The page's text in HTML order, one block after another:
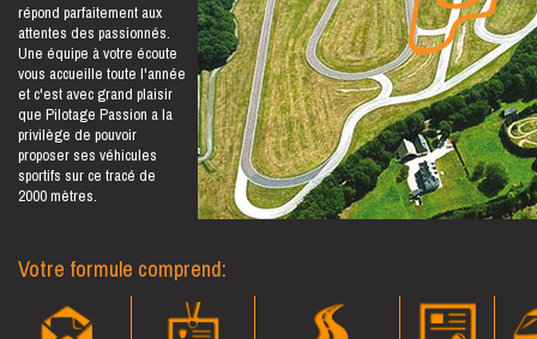
répond parfaitement aux
attentes des passionnés.
Une équipe à votre écoute
vous accueille toute l'année
et c'est avec grand plaisir
que Pilotage Passion a la
privilège de pouvoir
proposer ses véhicules
sportifs sur ce tracé de
2000 mètres.
Votre formule comprend: